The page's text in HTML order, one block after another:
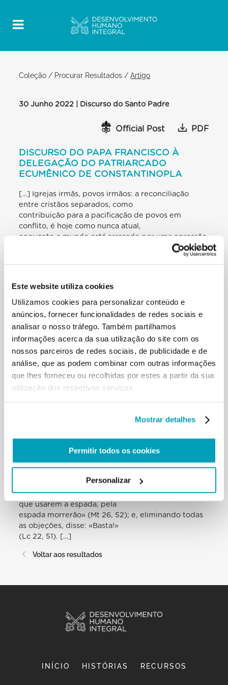
Este website utiliza cookies
Utilizamos cookies para personalizar conteúdo e
anúncios, fornecer funcionalidades de redes sociais e
analisar o nosso tráfego. Também partilhamos
informações acerca da sua utilização do site com os
nossos parceiros de redes sociais, de publicidade e de
análise, que as podem combinar com outras informações
que lhes forneceu ou recolhidas por estes a partir da sua
utilização dos respetivos serviços.
Mostrar detalhes
Permitir todos os cookies
Personalizar
Coleção / Procurar Resultados /Artigo
30 Junho 2022 | Discurso do Santo Padre
Official Post PDF
DISCURSO DO PAPA FRANCISCO À
DELEGAÇÃO DO PATRIARCADO
ECUMÊNICO DE CONSTANTINOPLA
[…] Igrejas irmãs, povos irmãos: a reconciliação
entre cristãos separados, como
contribuição para a pacificação de povos em
conflito, é hoje como nunca atual,
enquanto o mundo está arrasado por uma agressão
qual muitos cristãos lutam entre si. Mas perante o
há que chorar, socorrer e
converter-se. Há que chorar as vítimas e o
demasiado sangue derramado, a morte
de tantos inocentes, os traumas de famílias,
cidades, de um povo inteiro: quanto
sofrimento naqueles que perderam os afetos mais
queridos e são obrigados a
abandonar a sua casa e pátria! Depois é preciso
socorrer estes irmãos e irmãs: é
uma exortação à caridade que, como cristãos,
expansionismos e imperialismos nada
têm a ver com o Reino que Jesus anunciou, com o
Senhor da Páscoa que no
à violência, que voltassem a
colocar a espada no seu lugar, «pois todos aqueles
que usarem a espada, pela
espada morrerão» (Mt 26, 52); e, eliminando todas
as objeções, disse: «Basta!»
(Lc 22, 51). […]
Voltar aos resultados
INÍCIO HISTÓRIAS RECURSOS